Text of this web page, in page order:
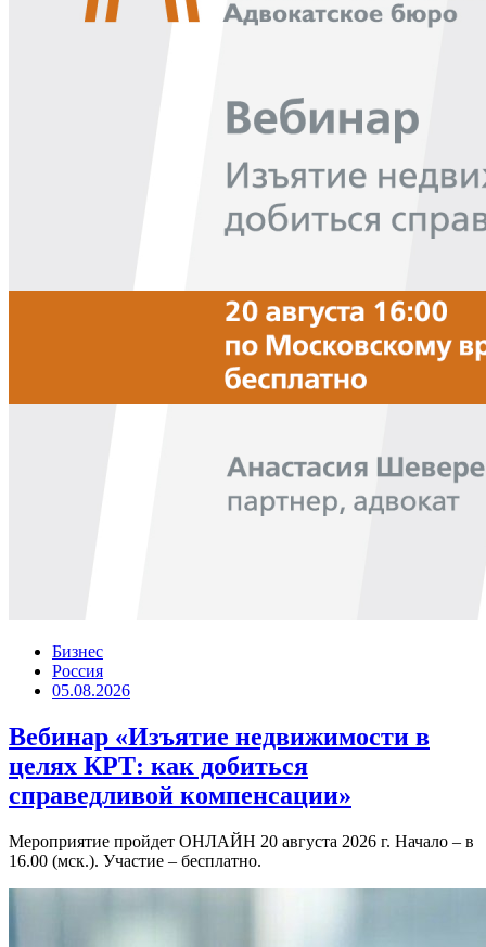
Бизнес
Россия
05.08.2026
Вебинар «Изъятие недвижимости в
целях КРТ: как добиться
справедливой компенсации»
Мероприятие пройдет ОНЛАЙН 20 августа 2026 г. Начало – в
16.00 (мск.). Участие – бесплатно.